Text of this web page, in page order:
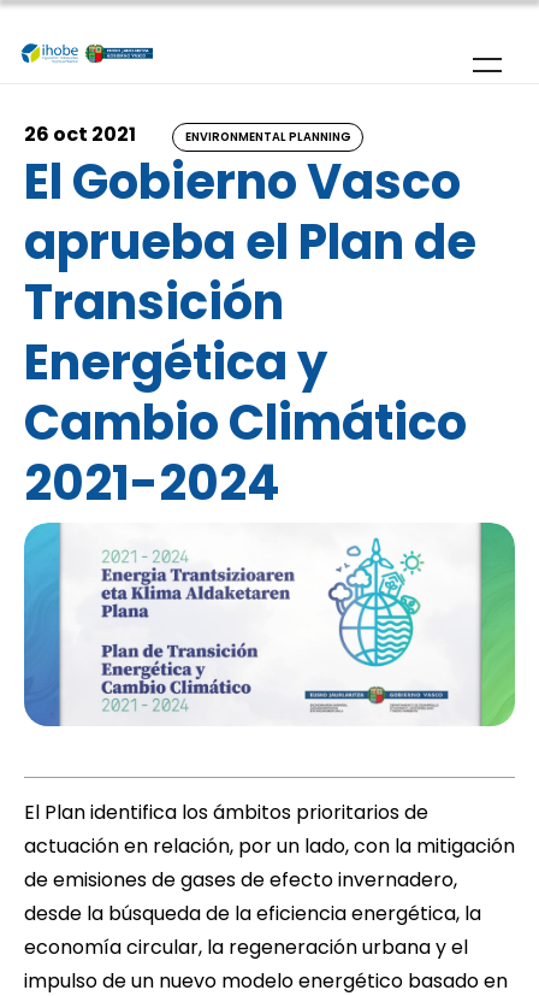
Skip to main content
26 oct 2021 ENVIRONMENTAL PLANNING
El Gobierno Vasco
aprueba el Plan de
Transición
Energética y
Cambio Climático
2021-2024
El Plan identifica los ámbitos prioritarios de
actuación en relación, por un lado, con la mitigación
de emisiones de gases de efecto invernadero,
desde la búsqueda de la eficiencia energética, la
economía circular, la regeneración urbana y el
impulso de un nuevo modelo energético basado en